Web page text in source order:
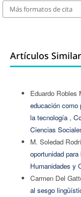
Más formatos de cita
Artículos
Eduardo Robles
educación como
la tecnología ,
Ciencias
M. Soledad
oportunidad
Humanidades y
Carmen Del
al sesgo